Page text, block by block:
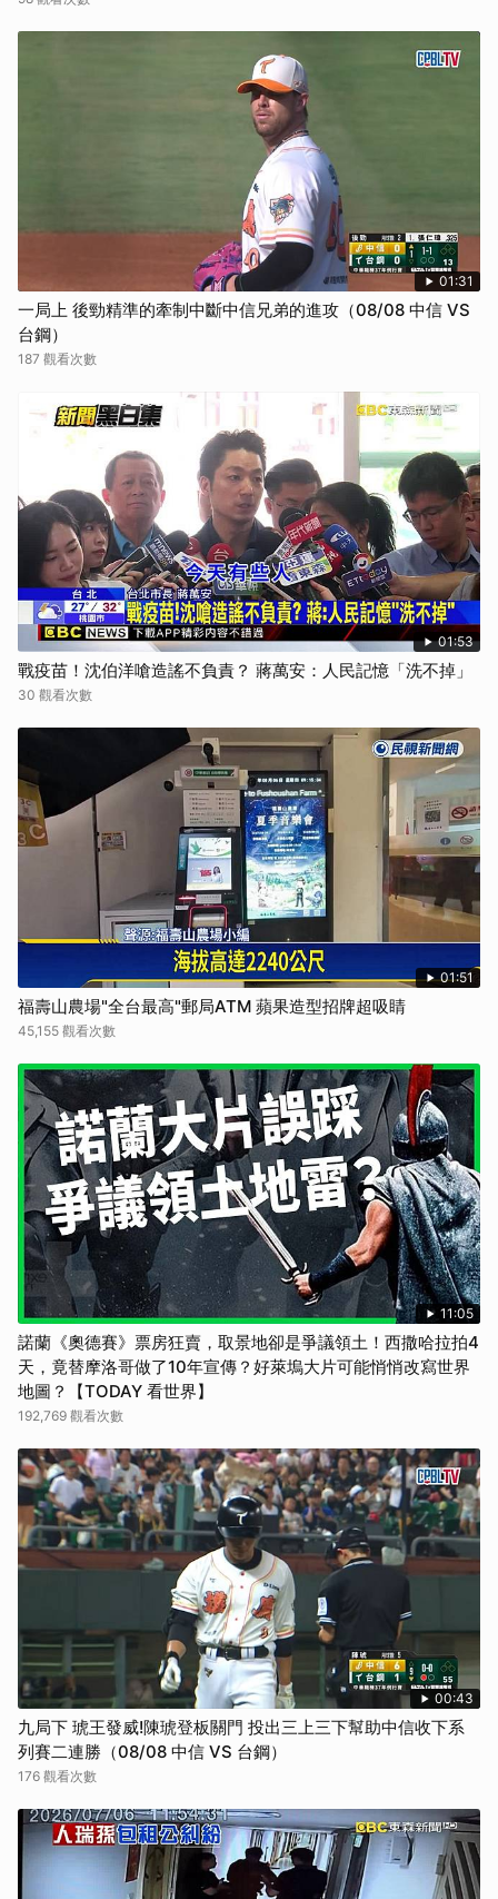
01:31
一局上 後勁精準的牽制中斷中信兄弟的進攻（08/08 中信 VS
台鋼）
187 觀看次數
01:53
戰疫苗！沈伯洋嗆造謠不負責？ 蔣萬安：人民記憶「洗不掉」
30 觀看次數
01:51
福壽山農場"全台最高"郵局ATM 蘋果造型招牌超吸睛
45,155 觀看次數
11:05
諾蘭《奧德賽》票房狂賣，取景地卻是爭議領土！西撒哈拉拍4
天，竟替摩洛哥做了10年宣傳？好萊塢大片可能悄悄改寫世界
地圖？【TODAY 看世界】
192,769 觀看次數
00:43
九局下 琥王發威!陳琥登板關門 投出三上三下幫助中信收下系
列賽二連勝（08/08 中信 VS 台鋼）
176 觀看次數